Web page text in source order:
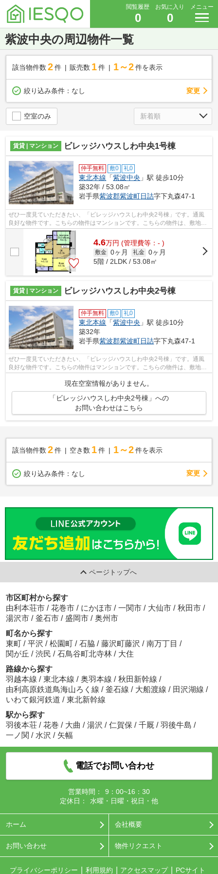
閲覧履歴
0
お気に入り
0
メニュー
紫波中央の周辺物件一覧
該当物件数 2件 販売数 1 件 1～2 件を表示
絞り込み条件： なし 変更
空室のみ
賃貸 | マンション ビレッジハウスしわ中央1号棟
仲手無料 敷0 礼0
東北本線 「紫波中央 」駅 徒歩10分
築32年 / 53.08㎡
岩手県紫波郡紫波町日詰字下丸森47-1
ぜひ一度見ていただきたい、「ビレッジハウスしわ中央2号棟」です。通風
良好な物件です。こちらの物件はマンションです。こちらの物件は、敷地内
ごみ置き場のある物件です。紫波郡紫波...
4.6万円 (管理費等：- )
敷金 0ヶ月 礼金 0ヶ月
5階 / 2LDK / 53.08㎡
賃貸 | マンション ビレッジハウスしわ中央2号棟
仲手無料 敷0 礼0
東北本線 「紫波中央 」駅 徒歩10分
築32年
岩手県紫波郡紫波町日詰字下丸森47-1
ぜひ一度見ていただきたい、「ビレッジハウスしわ中央2号棟」です。通風
良好な物件です。こちらの物件はマンションです。こちらの物件は、敷地内
現在空室情報がありません。
「ビレッジハウスしわ中央2号棟」への
お問い合わせはこちら
該当物件数 2件 空き数 1 件 1～2 件を表示
絞り込み条件： なし 変更
ページトップへ
市区町村から探す
由利本荘市 / 花巻市 / にかほ市 / 一関市 / 大仙市 / 秋田市 /
湯沢市 / 釜石市 / 盛岡市 / 奥州市
町名から探す
東町 / 平沢 / 松園町 / 石脇 / 藤沢町藤沢 / 南万丁目 /
関が丘 / 渋民 / 石鳥谷町北寺林 / 大住
路線から探す
羽越本線 / 東北本線 / 奥羽本線 / 秋田新幹線 /
由利高原鉄道鳥海山ろく線 / 釜石線 / 大船渡線 / 田沢湖線 /
いわて銀河鉄道 / 東北新幹線
駅から探す
羽後本荘 / 花巻 / 大曲 / 湯沢 / 仁賀保 / 千厩 / 羽後牛島 /
一ノ関 / 水沢 / 矢幅
電話でお問い合わせ
営業時間：
9：00~16：30
定休日：
水曜・日曜・祝日・他
ホーム 会社概要
お問い合わせ 物件リクエスト
プライバシーポリシー 利用規約 アクセスマップ PCサイト